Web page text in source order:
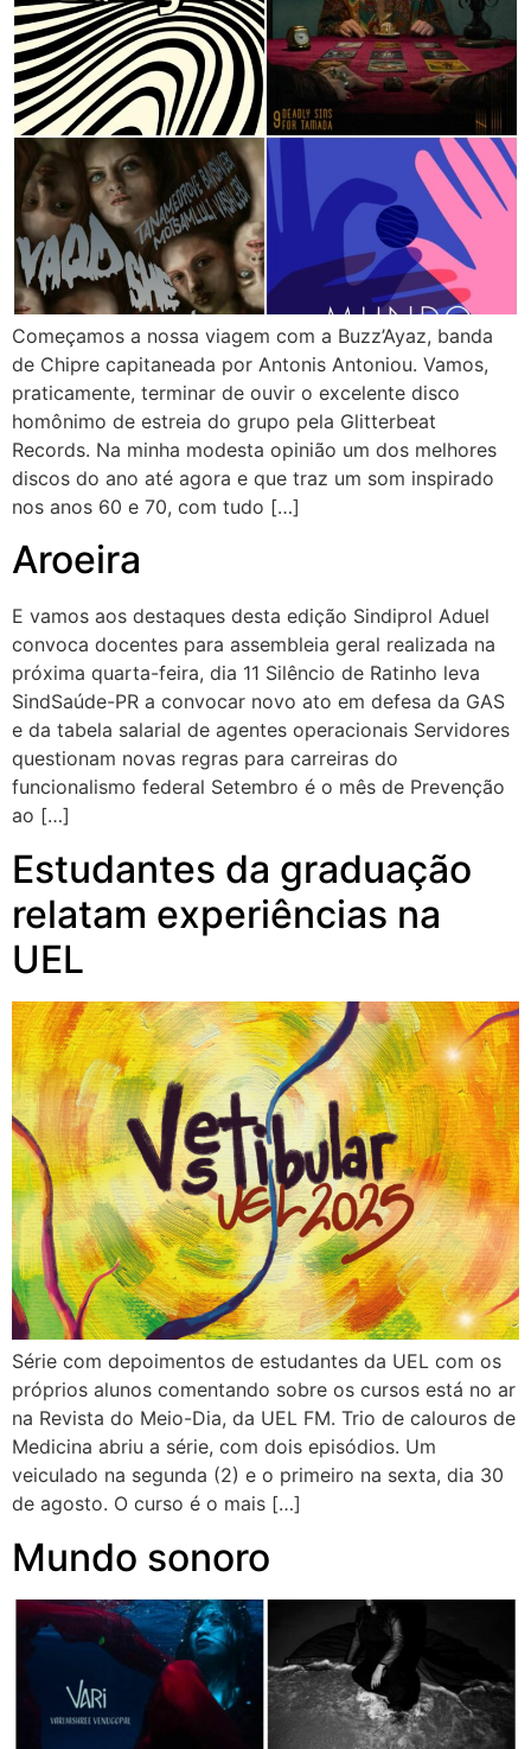
Começamos a nossa viagem com a Buzz’Ayaz, banda
de Chipre capitaneada por Antonis Antoniou. Vamos,
praticamente, terminar de ouvir o excelente disco
homônimo de estreia do grupo pela Glitterbeat
Records. Na minha modesta opinião um dos melhores
discos do ano até agora e que traz um som inspirado
nos anos 60 e 70, com tudo […]
Aroeira
E vamos aos destaques desta edição Sindiprol Aduel
convoca docentes para assembleia geral realizada na
próxima quarta-feira, dia 11 Silêncio de Ratinho leva
SindSaúde-PR a convocar novo ato em defesa da GAS
e da tabela salarial de agentes operacionais Servidores
questionam novas regras para carreiras do
funcionalismo federal Setembro é o mês de Prevenção
ao […]
Estudantes da graduação
relatam experiências na
UEL
Série com depoimentos de estudantes da UEL com os
próprios alunos comentando sobre os cursos está no ar
na Revista do Meio-Dia, da UEL FM. Trio de calouros de
Medicina abriu a série, com dois episódios. Um
veiculado na segunda (2) e o primeiro na sexta, dia 30
de agosto. O curso é o mais […]
Mundo sonoro